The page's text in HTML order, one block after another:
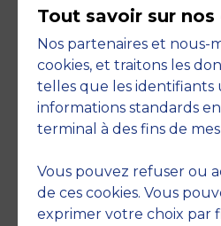
Engagements
Tout savoir sur
Nos partenaires et nous-
cookies, et traitons les
telles que les identifiants
informations standards
terminal à des fins de
Vous pouvez refuser ou
de ces cookies. Vous
exprimer votre choix par